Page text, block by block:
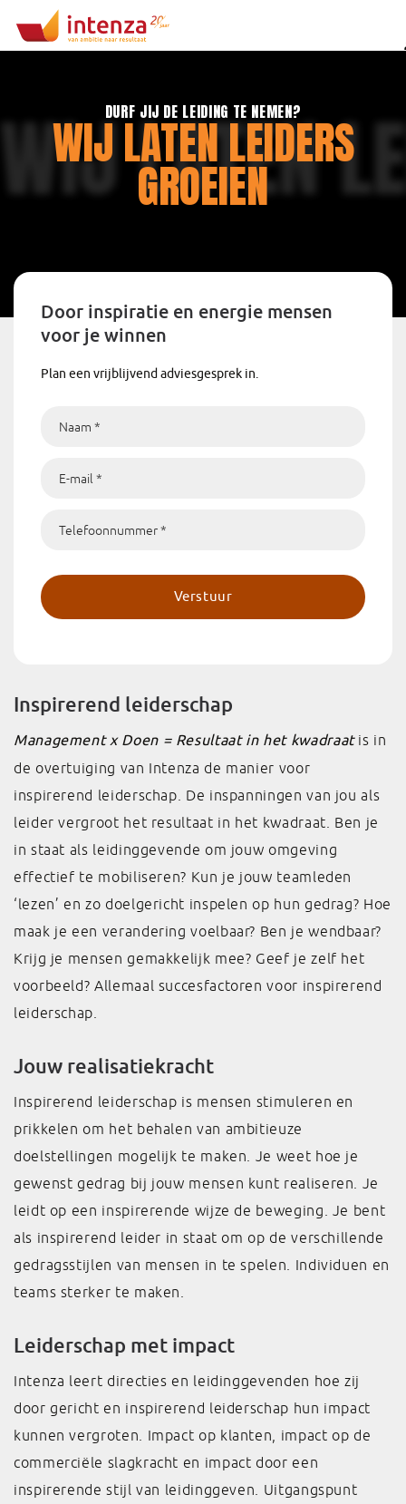
DURF JIJ DE LEIDING TE NEMEN?
WIJ LATEN LEIDERS
GROEIEN
WIJ LATEN
Door inspiratie en energie mensen
voor je winnen
Plan een vrijblijvend adviesgesprek in.
Inspirerend leiderschap
Management x Doen = Resultaat in het kwadraat is in
de overtuiging van Intenza de manier voor
inspirerend leiderschap. De inspanningen van jou als
leider vergroot het resultaat in het kwadraat. Ben je
in staat als leidinggevende om jouw omgeving
effectief te mobiliseren? Kun je jouw teamleden
‘lezen’ en zo doelgericht inspelen op hun gedrag? Hoe
maak je een verandering voelbaar? Ben je wendbaar?
Krijg je mensen gemakkelijk mee? Geef je zelf het
voorbeeld? Allemaal succesfactoren voor inspirerend
leiderschap.
Jouw realisatiekracht
Inspirerend leiderschap is mensen stimuleren en
prikkelen om het behalen van ambitieuze
doelstellingen mogelijk te maken. Je weet hoe je
gewenst gedrag bij jouw mensen kunt realiseren. Je
leidt op een inspirerende wijze de beweging. Je bent
als inspirerend leider in staat om op de verschillende
gedragsstijlen van mensen in te spelen. Individuen en
teams sterker te maken.
Leiderschap met impact
Intenza leert directies en leidinggevenden hoe zij
door gericht en inspirerend leiderschap hun impact
kunnen vergroten. Impact op klanten, impact op de
commerciële slagkracht en impact door een
inspirerende stijl van leidinggeven. Uitgangspunt